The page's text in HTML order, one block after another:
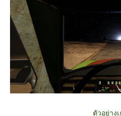
ตัวอย่าง